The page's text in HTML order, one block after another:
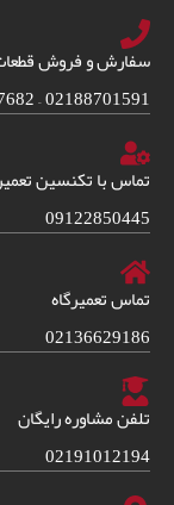
سفارش و فروش
02188701591 – 02122617682
تماس با تکنسین
09122850445
تماس تعمیرگاه
02136629186
تلفن مشاوره رایگان
02191012194